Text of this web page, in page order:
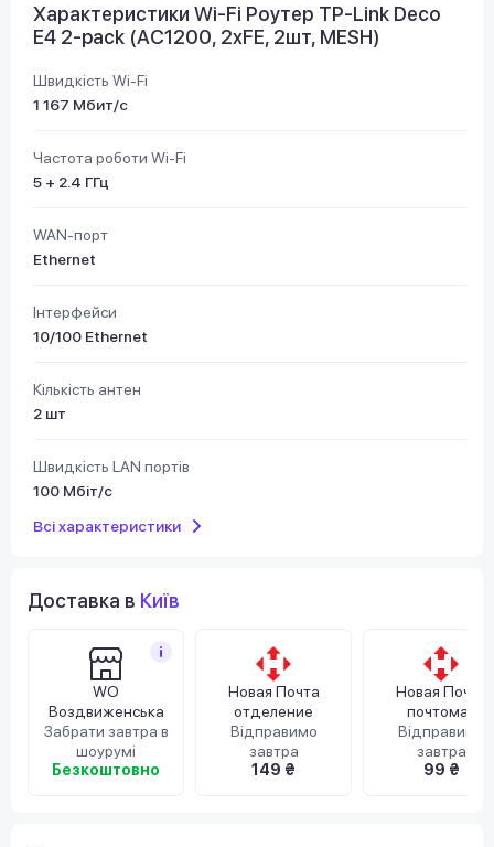
Характеристики Wi-Fi Роутер TP-Link Deco
E4 2-pack (AC1200, 2xFE, 2шт, MESH)
Швидкість Wi-Fi
1 167 Мбит/с
Частота роботи Wi-Fi
5 + 2.4 ГГц
WAN-порт
Ethernet
Інтерфейси
10/100 Ethernet
Кількість антен
2 шт
Швидкість LAN портів
100 Мбіт/с
Всі характеристики
Доставка в Київ
WO
Воздвиженська
Забрати завтра в
шоурумі
Безкоштовно
Новая Почта
отделение
Відправимо
завтра
149 ₴
Новая Почта
почтомат
Відправимо
завтра
99 ₴